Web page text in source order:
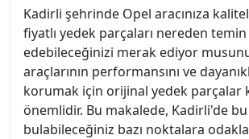
Kadirli şehrinde Opel aracınıza
fiyatlı yedek parçaları nereden temin
edebileceğinizi merak ediyor
araçlarının performansını ve
korumak için orijinal yedek parçalar
önemlidir. Bu makalede, Kadirli'de bu
bulabileceğiniz bazı noktalara